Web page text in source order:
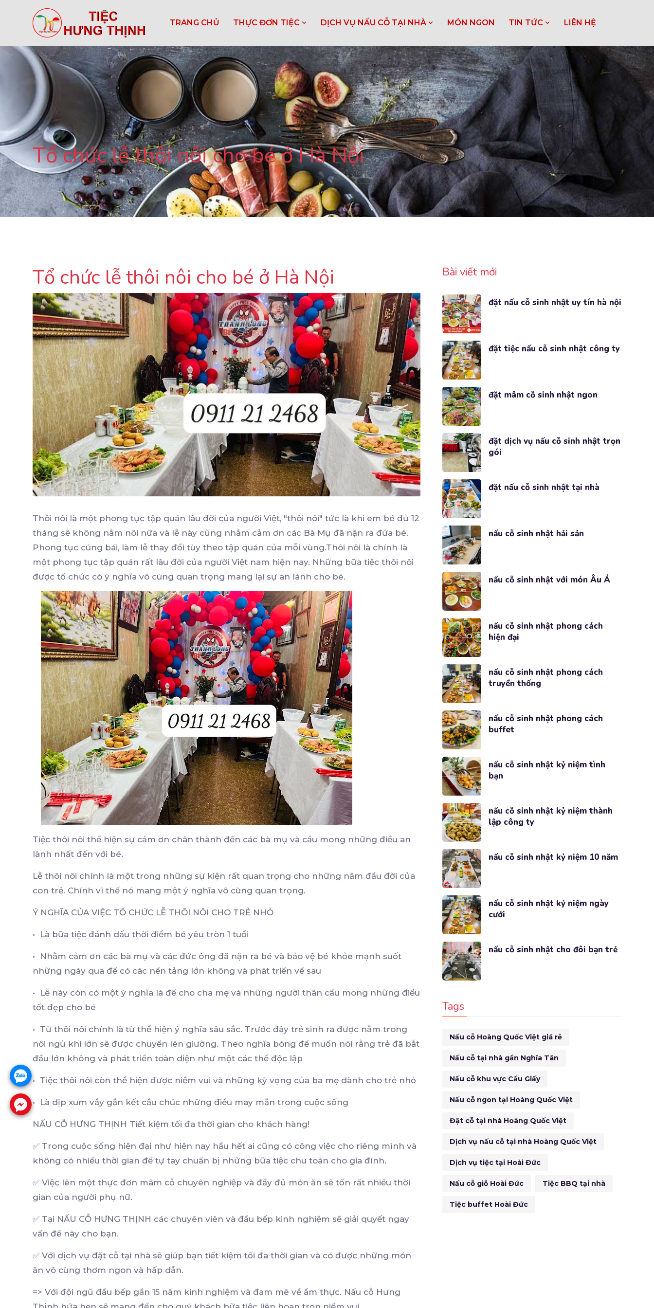
TRANG CHỦ THỰC ĐƠN TIỆC DỊCH VỤ NẤU CỖ TẠI NHÀ MÓN NGON TIN TỨC LIÊN HỆ
Tổ chức lễ thôi nôi cho bé ở Hà Nội
Tổ chức lễ thôi nôi cho bé ở Hà Nội
Thôi nôi là một phong tục tập quán lâu đời của người Việt, "thôi nôi" tức là khi em bé đủ 12
tháng sẽ không nằm nôi nữa và lễ này cũng nhằm cảm ơn các Bà Mụ đã nặn ra đứa bé.
Phong tục cúng bái, làm lễ thay đổi tùy theo tập quán của mỗi vùng.Thôi nôi là chính là
một phong tục tập quán rất lâu đời của người Việt nam hiện nay. Những bữa tiệc thôi nôi
được tổ chức có ý nghĩa vô cùng quan trọng mang lại sự an lành cho bé.
Tiệc thôi nôi thể hiện sự cảm ơn chân thành đến các bà mụ và cầu mong những điều an
lành nhất đến với bé.
Lễ thôi nôi chính là một trong những sự kiện rất quan trọng cho những năm đầu đời của
con trẻ. Chính vì thế nó mang một ý nghĩa vô cùng quan trọng.
Ý NGHĨA CỦA VIỆC TỔ CHỨC LỄ THÔI NÔI CHO TRẺ NHỎ
• Là bữa tiệc đánh dấu thời điểm bé yêu tròn 1 tuổi
• Nhằm cảm ơn các bà mụ và các đức ông đã nặn ra bé và bảo vệ bé khỏe mạnh suốt
những ngày qua để có các nền tảng lớn không và phát triển về sau
• Lễ này còn có một ý nghĩa là để cho cha mẹ và những người thân cầu mong những điều
tốt đẹp cho bé
• Từ thôi nôi chính là từ thể hiện ý nghĩa sâu sắc. Trước đây trẻ sinh ra được nằm trong
nôi ngủ khi lớn sẽ được chuyển lên giường. Theo nghĩa bóng để muốn nói rằng trẻ đã bắt
đầu lớn không và phát triển toàn diện như một các thể độc lập
• Tiệc thôi nôi còn thể hiện được niềm vui và những kỳ vọng của ba mẹ dành cho trẻ nhỏ
• Là dịp xum vầy gắn kết cầu chúc những điều may mắn trong cuộc sống
NẤU CỖ HƯNG THỊNH Tiết kiệm tối đa thời gian cho khách hàng!
✅ Trong cuộc sống hiện đại như hiện nay hầu hết ai cũng có công việc cho riêng mình và
không có nhiều thời gian để tự tay chuẩn bị những bữa tiệc chu toàn cho gia đình.
✅ Việc lên một thực đơn mâm cỗ chuyên nghiệp và đầy đủ món ăn sẽ tốn rất nhiều thời
gian của người phụ nữ.
✅ Tại NẤU CỖ HƯNG THỊNH các chuyên viên và đầu bếp kinh nghiệm sẽ giải quyết ngay
vấn đề này cho bạn.
✅ Với dịch vụ đặt cỗ tại nhà sẽ giúp bạn tiết kiệm tối đa thời gian và có được những món
ăn vô cùng thơm ngon và hấp dẫn.
=> Với đội ngũ đầu bếp gần 15 năm kinh nghiệm và đam mê về ẩm thực. Nấu cỗ Hưng
Bài viết mới
đặt nấu cỗ sinh nhật uy tín hà nội
đặt tiệc nấu cỗ sinh nhật công ty
đặt mâm cỗ sinh nhật ngon
đặt dịch vụ nấu cỗ sinh nhật trọn
gói
đặt nấu cỗ sinh nhật tại nhà
nấu cỗ sinh nhật hải sản
nấu cỗ sinh nhật với món Âu Á
nấu cỗ sinh nhật phong cách
hiện đại
nấu cỗ sinh nhật phong cách
truyền thống
nấu cỗ sinh nhật phong cách
buffet
nấu cỗ sinh nhật kỷ niệm tình
bạn
nấu cỗ sinh nhật kỷ niệm thành
lập công ty
nấu cỗ sinh nhật kỷ niệm 10 năm
nấu cỗ sinh nhật kỷ niệm ngày
cưới
nấu cỗ sinh nhật cho đôi bạn trẻ
Tags
Nấu cỗ Hoàng Quốc Việt giá rẻ
Nấu cỗ tại nhà gần Nghĩa Tân
Nấu cỗ khu vực Cầu Giấy
Nấu cỗ ngon tại Hoàng Quốc Việt
Đặt cỗ tại nhà Hoàng Quốc Việt
Dịch vụ nấu cỗ tại nhà Hoàng Quốc Việt
Dịch vụ tiệc tại Hoài Đức
Nấu cỗ giỗ Hoài Đức Tiệc BBQ tại nhà
Tiệc buffet Hoài Đức